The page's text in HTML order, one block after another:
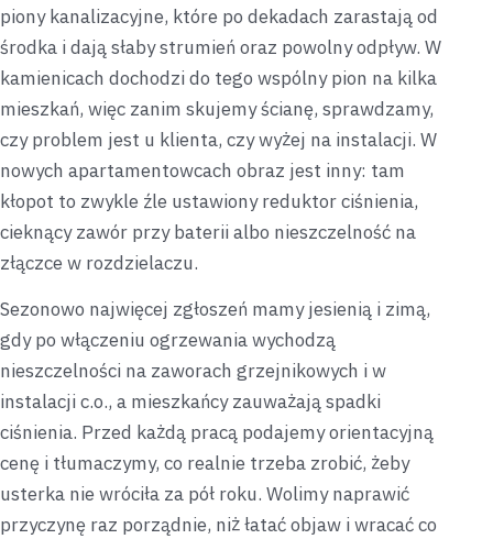
piony kanalizacyjne, które po dekadach zarastają od
środka i dają słaby strumień oraz powolny odpływ. W
kamienicach dochodzi do tego wspólny pion na kilka
mieszkań, więc zanim skujemy ścianę, sprawdzamy,
czy problem jest u klienta, czy wyżej na instalacji. W
nowych apartamentowcach obraz jest inny: tam
kłopot to zwykle źle ustawiony reduktor ciśnienia,
cieknący zawór przy baterii albo nieszczelność na
złączce w rozdzielaczu.
Sezonowo najwięcej zgłoszeń mamy jesienią i zimą,
gdy po włączeniu ogrzewania wychodzą
nieszczelności na zaworach grzejnikowych i w
instalacji c.o., a mieszkańcy zauważają spadki
ciśnienia. Przed każdą pracą podajemy orientacyjną
cenę i tłumaczymy, co realnie trzeba zrobić, żeby
usterka nie wróciła za pół roku. Wolimy naprawić
przyczynę raz porządnie, niż łatać objaw i wracać co